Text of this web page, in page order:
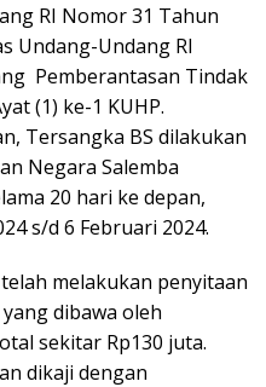
RI Nomor 31 Tahun
Undang-Undang RI
Pemberantasan Tindak
(1) ke-1 KUHP.
Tersangka BS dilakukan
Negara Salemba
20 hari ke depan,
s/d 6 Februari 2024.
melakukan penyitaan
dibawa oleh
sekitar Rp130 juta.
dikaji dengan